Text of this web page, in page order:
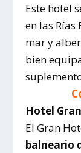
Este hotel
en las Rías
mar y
bien
Hotel
El Gran
balneario